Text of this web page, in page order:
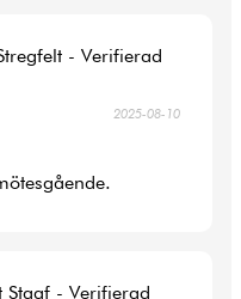
- Verifierad
2025-08-10
Staaf - Verifierad